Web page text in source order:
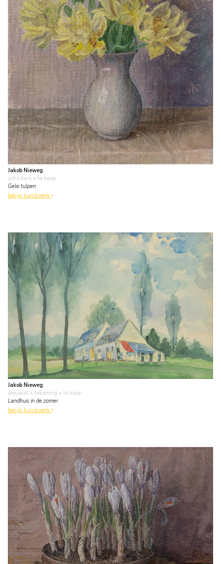
Jakob Nieweg
schilderij • te koop
Gele tulpen
bekijk kunstwerk
Jakob Nieweg
aquarel • tekening • te koop
Landhuis in de zomer
bekijk kunstwerk